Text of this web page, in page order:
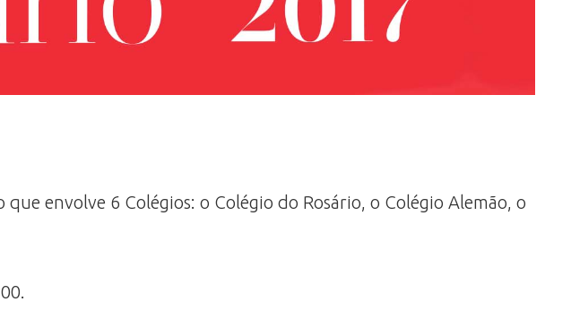
envolve 6 Colégios: o Colégio do Rosário, o Colégio Alemão, o